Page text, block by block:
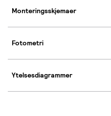
Monteringsskjemaer
Fotometri
Ytelsesdiagrammer